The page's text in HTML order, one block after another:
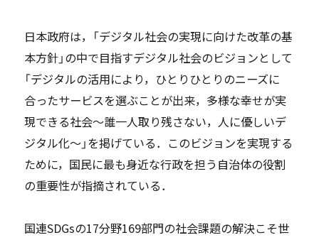
日本政府は，「デジタル社会の実現に向けた改革の基
本方針」の中で目指すデジタル社会のビジョンとして
「デジタルの活用により，ひとりひとりのニーズに
合ったサービスを選ぶことが出来，多様な幸せが実
現できる社会～誰一人取り残さない，人に優しいデ
ジタル化～」を掲げている．このビジョンを実現する
ために，国民に最も身近な行政を担う自治体の役割
の重要性が指摘されている．
国連SDGsの17分野169部門の社会課題の解決こそ世